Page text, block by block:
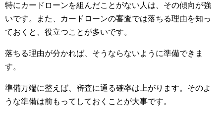
特にカードローンを組んだことがない人は、その傾向が強
いです。また、カードローンの審査では落ちる理由を知っ
ておくと、役立つことが多いです。
落ちる理由が分かれば、そうならないように準備できま
す。
準備万端に整えば、審査に通る確率は上がります。そのよ
うな準備は前もってしておくことが大事です。